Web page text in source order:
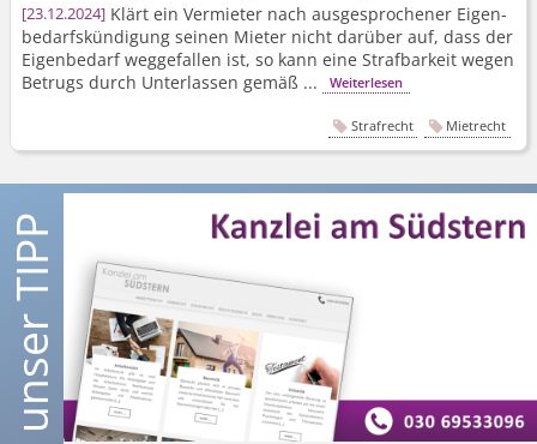
23.12.2024 Klärt ein Vermieter nach ausgesprochener Eigen­
bedarfs­kündigung seinen Mieter nicht darüber auf, dass der
Eigenbedarf weggefallen ist, so kann eine Strafbarkeit wegen
Betrugs durch Unterlassen gemäß ...
Weiterlesen
Strafrecht Mietrecht